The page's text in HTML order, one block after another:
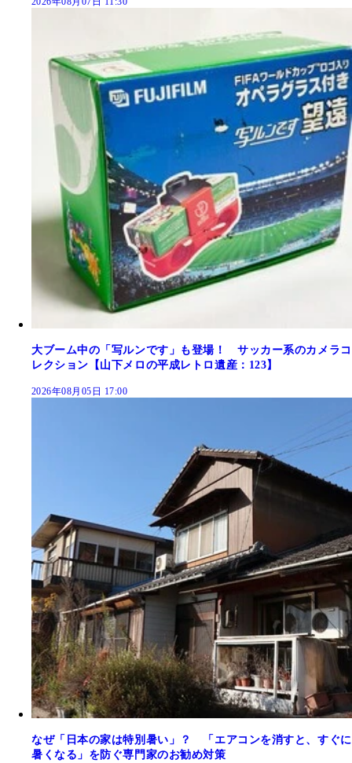
大ブーム中の「写ルンです」も登場！ サッカー系のカメラコ
レクション【山下メロの平成レトロ遺産：123】
2026年08月05日 17:00
なぜ「日本の家は特別暑い」？ 「エアコンを消すと、すぐに
暑くなる」を防ぐ専門家のお勧め対策